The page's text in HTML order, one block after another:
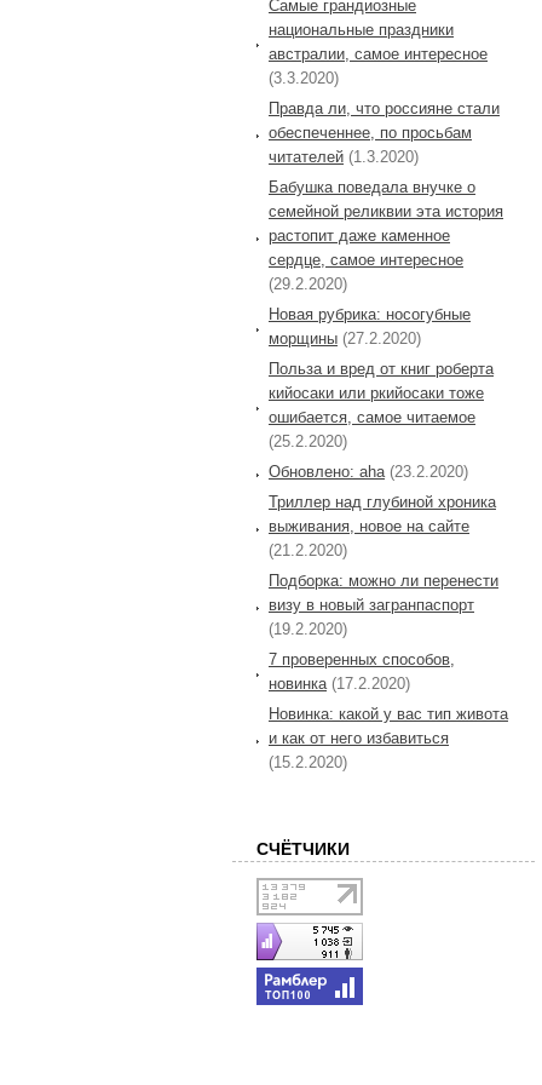
Самые грандиозные
национальные праздники
австралии, самое интересное
(3.3.2020)
Правда ли, что россияне стали
обеспеченнее, по просьбам
читателей (1.3.2020)
Бабушка поведала внучке о
семейной реликвии эта история
растопит даже каменное
сердце, самое интересное
(29.2.2020)
Новая рубрика: носогубные
морщины (27.2.2020)
Польза и вред от книг роберта
кийосаки или ркийосаки тоже
ошибается, самое читаемое
(25.2.2020)
Обновлено: aha (23.2.2020)
Триллер над глубиной хроника
выживания, новое на сайте
(21.2.2020)
Подборка: можно ли перенести
визу в новый загранпаспорт
(19.2.2020)
7 проверенных способов,
новинка (17.2.2020)
Новинка: какой у вас тип живота
и как от него избавиться
(15.2.2020)
СЧЁТЧИКИ